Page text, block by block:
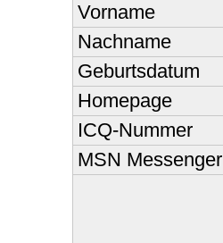
Vorname
Nachname
Geburtsdatum
Homepage
ICQ-Nummer
MSN Messenger